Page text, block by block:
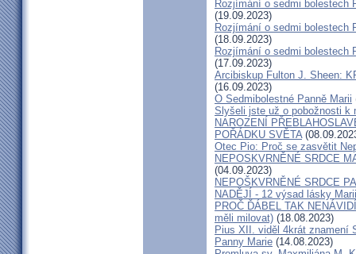
Rozjímání o sedmi bolestech
(19.09.2023)
Rozjímání o sedmi bolestech
(18.09.2023)
Rozjímání o sedmi bolestech
(17.09.2023)
Arcibiskup Fulton J. Sheen:
(16.09.2023)
O Sedmibolestné Panně Marii
Slyšeli jste už o pobožnosti k
NAROZENÍ
POŘÁDKU SVĚTA
Otec Pio: Proč se zasvětit
NEPOSKVRNĚNÉ SRDCE
(04.09.2023)
NEPOŠKVRNĚNÉ SRDCE
NADĚJÍ - 12 výsad lásky
PROČ ĎÁBEL TAK
měli milovat) (18.08.2023)
Pius XII. viděl 4krát znamení
Panny Marie (14.08.2023)